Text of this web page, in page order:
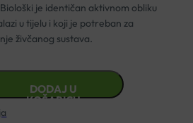
je identičan aktivnom obliku
u tijelu i koji je potreban za
živčanog sustava.
DODAJ U
KOŠARICU